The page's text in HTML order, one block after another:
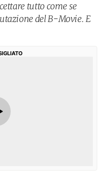
tutto come se
del B-Movie. E